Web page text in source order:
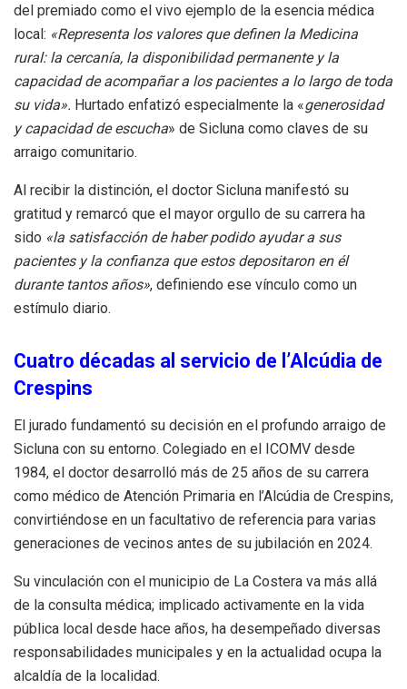
del premiado como el vivo ejemplo de la esencia médica
local: «Representa los valores que definen la Medicina
rural: la cercanía, la disponibilidad permanente y la
capacidad de acompañar a los pacientes a lo largo de toda
su vida». Hurtado enfatizó especialmente la «generosidad
y capacidad de escucha» de Sicluna como claves de su
arraigo comunitario.
Al recibir la distinción, el doctor Sicluna manifestó su
gratitud y remarcó que el mayor orgullo de su carrera ha
sido «la satisfacción de haber podido ayudar a sus
pacientes y la confianza que estos depositaron en él
durante tantos años», definiendo ese vínculo como un
estímulo diario.
Cuatro décadas al servicio de l’Alcúdia de
Crespins
El jurado fundamentó su decisión en el profundo arraigo de
Sicluna con su entorno. Colegiado en el ICOMV desde
1984, el doctor desarrolló más de 25 años de su carrera
como médico de Atención Primaria en l’Alcúdia de Crespins,
convirtiéndose en un facultativo de referencia para varias
generaciones de vecinos antes de su jubilación en 2024.
Su vinculación con el municipio de La Costera va más allá
de la consulta médica; implicado activamente en la vida
pública local desde hace años, ha desempeñado diversas
responsabilidades municipales y en la actualidad ocupa la
alcaldía de la localidad.